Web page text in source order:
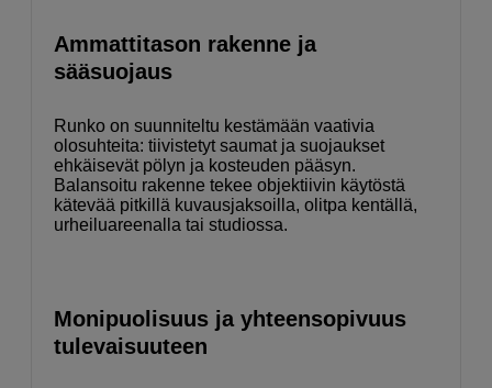
Ammattitason rakenne ja
sääsuojaus
Runko on suunniteltu kestämään vaativia
olosuhteita: tiivistetyt saumat ja suojaukset
ehkäisevät pölyn ja kosteuden pääsyn.
Balansoitu rakenne tekee objektiivin käytöstä
kätevää pitkillä kuvausjaksoilla, olitpa kentällä,
urheiluareenalla tai studiossa.
Monipuolisuus ja yhteensopivuus
tulevaisuuteen